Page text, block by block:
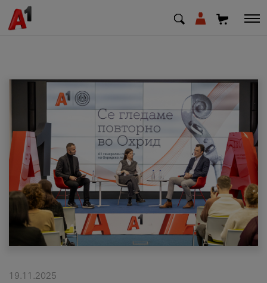
МК SQ
Приватни Деловни
Поддршка
Надополни кредит
19.11.2025